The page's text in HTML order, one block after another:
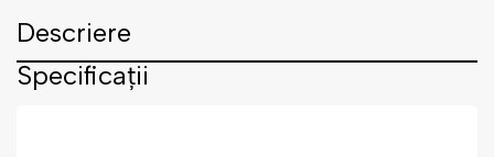
Descriere
Specificații